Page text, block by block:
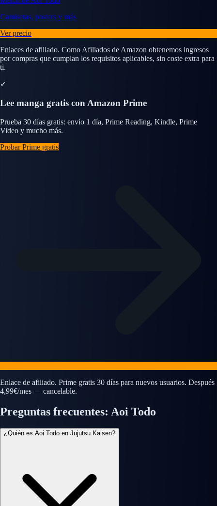
Camisetas, posters y más
Ver precio
Enlaces de afiliado. Como Afiliados de Amazon obtenemos ingresos
por compras que cumplan los requisitos aplicables, sin coste extra para
ti.
✓
Lee manga gratis con Amazon Prime
Prueba 30 días gratis: envío 1 día, Prime Reading, Kindle, Prime
Video y mucho más.
Probar Prime gratis
Enlace de afiliado. Prime gratis 30 días para nuevos usuarios. Después
4,99€/mes — cancelable.
Preguntas frecuentes: Aoi Todo
¿Quién es Aoi Todo en Jujutsu Kaisen?